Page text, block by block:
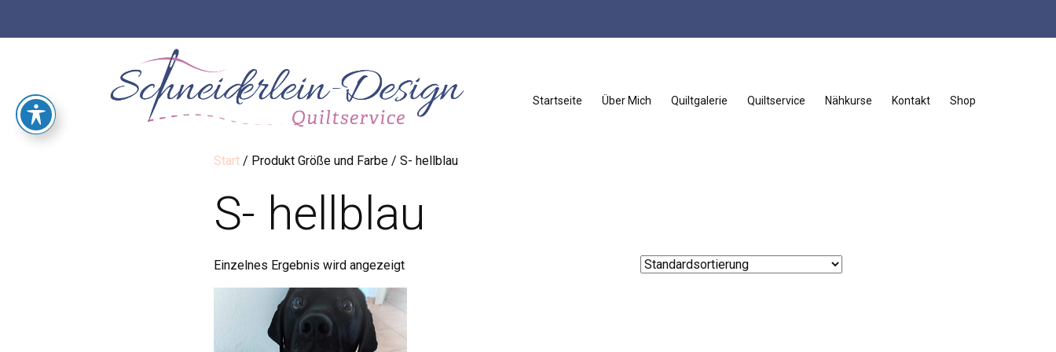
Startseite Über Mich Quiltgalerie Quiltservice Nähkurse Kontakt Shop
Start / Produkt Größe und Farbe / S- hellblau
S- hellblau
Einzelnes Ergebnis wird angezeigt